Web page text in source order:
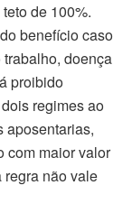
de 100%.
benefício caso
doença
proibido
regimes ao
aposentarias,
com maior valor
regra não vale